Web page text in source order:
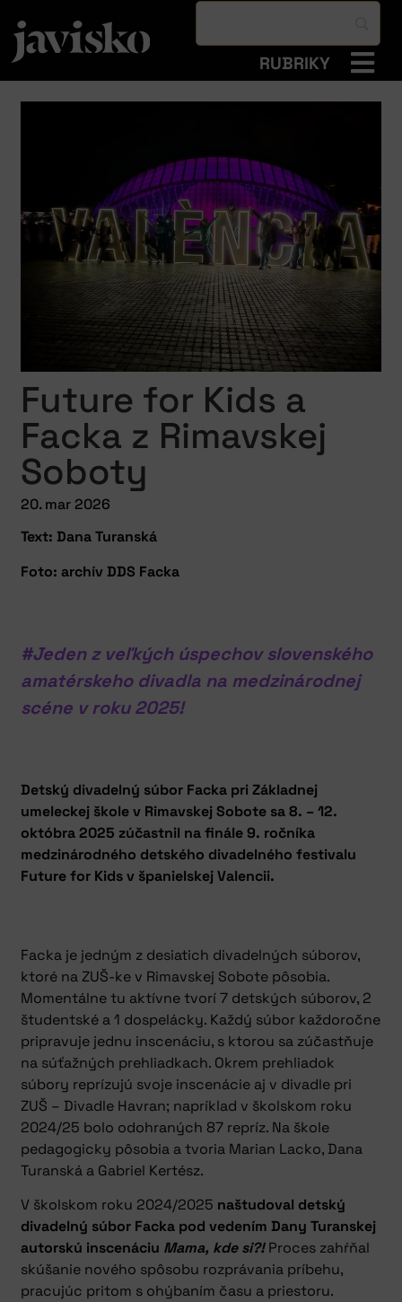
RUBRIKY
Future for Kids a
Facka z Rimavskej
Soboty
20. mar 2026
Text: Dana Turanská
Foto: archív DDS Facka
#Jeden z veľkých úspechov slovenského
amatérskeho divadla na medzinárodnej
scéne v roku 2025!
Detský divadelný súbor Facka pri Základnej
umeleckej škole v Rimavskej Sobote sa 8. – 12.
októbra 2025 zúčastnil na finále 9. ročníka
medzinárodného detského divadelného festivalu
Future for Kids v španielskej Valencii.
Facka je jedným z desiatich divadelných súborov,
ktoré na ZUŠ-ke v Rimavskej Sobote pôsobia.
Momentálne tu aktívne tvorí 7 detských súborov, 2
študentské a 1 dospelácky. Každý súbor každoročne
pripravuje jednu inscenáciu, s ktorou sa zúčastňuje
na súťažných prehliadkach. Okrem prehliadok
súbory reprízujú svoje inscenácie aj v divadle pri
ZUŠ – Divadle Havran; napríklad v školskom roku
2024/25 bolo odohraných 87 repríz. Na škole
pedagogicky pôsobia a tvoria Marian Lacko, Dana
Turanská a Gabriel Kertész.
V školskom roku 2024/2025 naštudoval detský
divadelný súbor Facka pod vedením Dany Turanskej
autorskú inscenáciu Mama, kde si?!Proces zahŕňal
skúšanie nového spôsobu rozprávania príbehu,
pracujúc pritom s ohýbaním času a priestoru.